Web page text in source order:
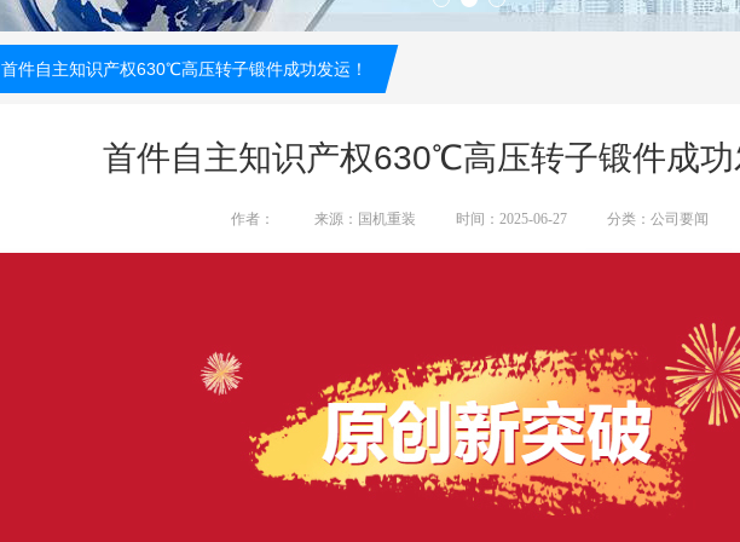
首件自主知识产权630℃高压转子锻件成功发运！
首件自主知识产权630℃高压转子锻件成
作者： 来源：国机重装 时间：2025-06-27 分类：公司要闻